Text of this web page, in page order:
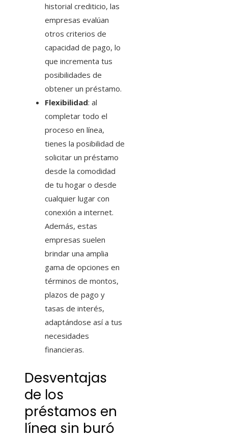
historial crediticio, las
empresas evalúan
otros criterios de
capacidad de pago, lo
que incrementa tus
posibilidades de
obtener un préstamo.
Flexibilidad: al
completar todo el
proceso en línea,
tienes la posibilidad de
solicitar un préstamo
desde la comodidad
de tu hogar o desde
cualquier lugar con
conexión a internet.
Además, estas
empresas suelen
brindar una amplia
gama de opciones en
términos de montos,
plazos de pago y
tasas de interés,
adaptándose así a tus
necesidades
financieras.
Desventajas
de los
préstamos en
línea sin buró